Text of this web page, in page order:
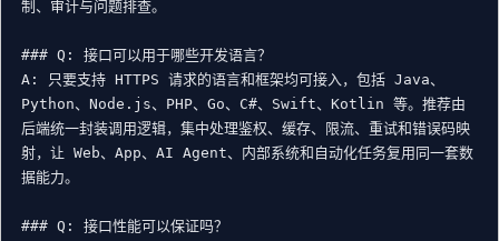
制、审计与问题排查。
### Q: 接口可以用于哪些开发语言？
A: 只要支持 HTTPS 请求的语言和框架均可接入，包括 Java、
Python、Node.js、PHP、Go、C#、Swift、Kotlin 等。推荐由
后端统一封装调用逻辑，集中处理鉴权、缓存、限流、重试和错误码映
射，让 Web、App、AI Agent、内部系统和自动化任务复用同一套数
据能力。
### Q: 接口性能可以保证吗？